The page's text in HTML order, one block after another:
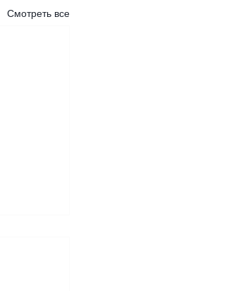
Смотреть все